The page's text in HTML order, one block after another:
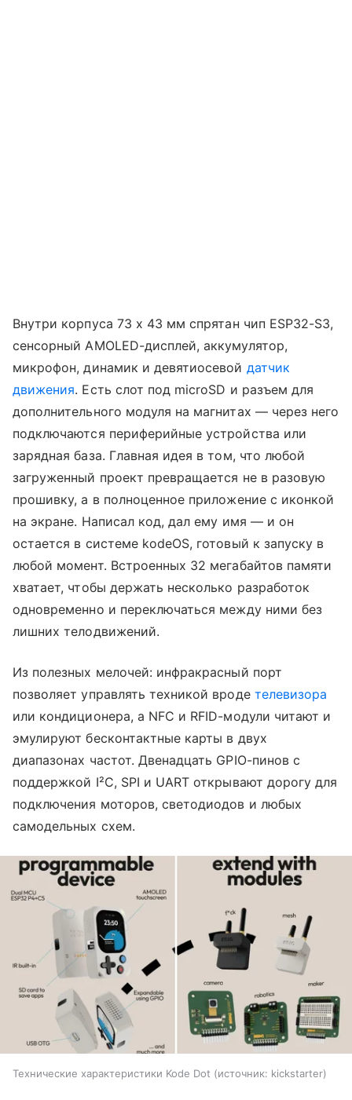
Внутри корпуса 73 x 43 мм спрятан чип ESP32-S3,
сенсорный AMOLED-дисплей, аккумулятор,
микрофон, динамик и девятиосевой датчик
движения. Есть слот под microSD и разъем для
дополнительного модуля на магнитах — через него
подключаются периферийные устройства или
зарядная база. Главная идея в том, что любой
загруженный проект превращается не в разовую
прошивку, а в полноценное приложение с иконкой
на экране. Написал код, дал ему имя — и он
остается в системе kodeOS, готовый к запуску в
любой момент. Встроенных 32 мегабайтов памяти
хватает, чтобы держать несколько разработок
одновременно и переключаться между ними без
лишних телодвижений.
Из полезных мелочей: инфракрасный порт
позволяет управлять техникой вроде телевизора
или кондиционера, а NFC и RFID-модули читают и
эмулируют бесконтактные карты в двух
диапазонах частот. Двенадцать GPIO-пинов с
поддержкой I²C, SPI и UART открывают дорогу для
подключения моторов, светодиодов и любых
самодельных схем.
Технические характеристики Kode Dot источник: kickstarter